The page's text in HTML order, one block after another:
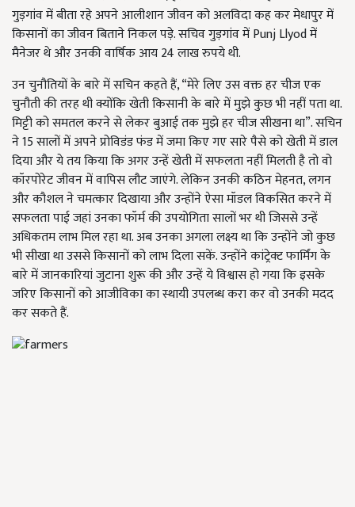
गुड़गांव में बीता रहे अपने आलीशान जीवन को अलविदा कह कर मेधापुर में
किसानों का जीवन बिताने निकल पड़े. सचिव गुड़गांव में Punj Llyod में
मैनेजर थे और उनकी वार्षिक आय 24 लाख रुपये थी.
उन चुनौतियों के बारे में सचिन कहते हैं, “मेरे लिए उस वक्त हर चीज एक
चुनौती की तरह थी क्योंकि खेती किसानी के बारे में मुझे कुछ भी नहीं पता था.
मिट्टी को समतल करने से लेकर बुआई तक मुझे हर चीज सीखना था”. सचिन
ने 15 सालों में अपने प्रोविडंड फंड में जमा किए गए सारे पैसे को खेती में डाल
दिया और ये तय किया कि अगर उन्हें खेती में सफलता नहीं मिलती है तो वो
कॉरपोरेट जीवन में वापिस लौट जाएंगे. लेकिन उनकी कठिन मेहनत, लगन
और कौशल ने चमत्कार दिखाया और उन्होंने ऐसा मॉडल विकसित करने में
सफलता पाई जहां उनका फॉर्म की उपयोगिता सालों भर थी जिससे उन्हें
अधिकतम लाभ मिल रहा था. अब उनका अगला लक्ष्य था कि उन्होंने जो कुछ
भी सीखा था उससे किसानों को लाभ दिला सकें. उन्होंने कांट्रेक्ट फार्मिंग के
बारे में जानकारियां जुटाना शुरू की और उन्हें ये विश्वास हो गया कि इसके
जरिए किसानों को आजीविका का स्थायी उपलब्ध करा कर वो उनकी मदद
कर सकते हैं.